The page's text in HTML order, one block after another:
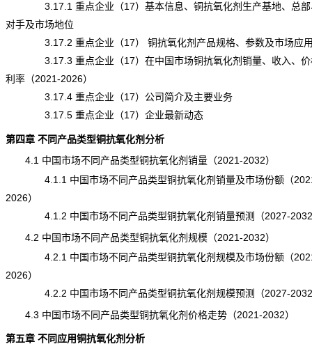
3.17.1 重点企业（17）基本信息、铜抗氧化剂生产基地、总部
对手及市场地位
3.17.2 重点企业（17） 铜抗氧化剂产品规格、参数及市场应
3.17.3 重点企业（17）在中国市场铜抗氧化剂销量、收入、价
利率（2021-2026）
3.17.4 重点企业（17）公司简介及主要业务
3.17.5 重点企业（17）企业最新动态
第四章 不同产品类型铜抗氧化剂分析
4.1 中国市场不同产品类型铜抗氧化剂销量（2021-2032）
4.1.1 中国市场不同产品类型铜抗氧化剂销量及市场份额（
2026）
4.1.2 中国市场不同产品类型铜抗氧化剂销量预测（2027-
4.2 中国市场不同产品类型铜抗氧化剂规模（2021-2032）
4.2.1 中国市场不同产品类型铜抗氧化剂规模及市场份额（
2026）
4.2.2 中国市场不同产品类型铜抗氧化剂规模预测（2027-
4.3 中国市场不同产品类型铜抗氧化剂价格走势（2021-2032）
第五章 不同应用铜抗氧化剂分析